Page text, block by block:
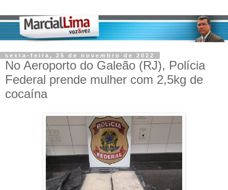
sexta-feira, 25 de novembro de 2022
No Aeroporto do Galeão (RJ), Polícia
Federal prende mulher com 2,5kg de
cocaína